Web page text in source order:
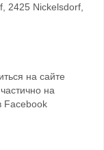
2425 Nickelsdorf,
на сайте
на
Facebook